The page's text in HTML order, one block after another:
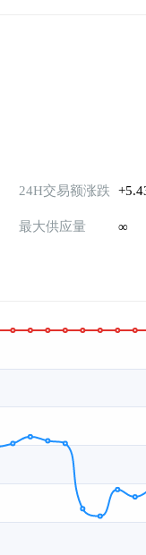
24H交易额涨跌
最大供应量 ∞